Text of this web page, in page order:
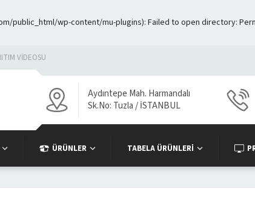
public_html/wp-content/mu-plugins): Failed to open directory:
VIDEOSU
Aydıntepe Mah. Harmandalı
Sk.No: Tuzla / İSTANBUL
ÜRÜNLER TABELA ÜRÜNLERİ